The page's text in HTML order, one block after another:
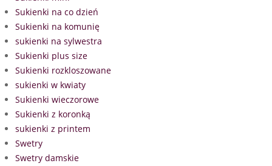
Sukienki na co dzień
Sukienki na komunię
sukienki na sylwestra
Sukienki plus size
Sukienki rozkloszowane
sukienki w kwiaty
Sukienki wieczorowe
Sukienki z koronką
sukienki z printem
Swetry
Swetry damskie